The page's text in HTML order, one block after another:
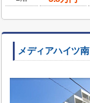
メディアハイツ南